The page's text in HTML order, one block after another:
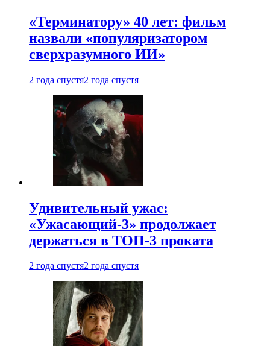
«Терминатору» 40 лет: фильм
назвали «популяризатором
сверхразумного ИИ»
2 года спустя2 года спустя
Удивительный ужас:
«Ужасающий-3» продолжает
держаться в ТОП-3 проката
2 года спустя2 года спустя